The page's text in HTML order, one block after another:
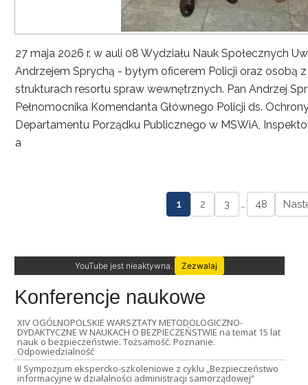
27 maja 2026 r. w auli 08 Wydziału Nauk Społecznych
Andrzejem Sprychą - byłym oficerem Policji oraz osobą
strukturach resortu spraw wewnętrznych. Pan Andrzej
Pełnomocnika Komendanta Głównego Policji ds.
Departamentu Porządku Publicznego w MSWiA,
a
1 2 3 … 48
YouTube jest nieaktywna. Zezwalaj
Konferencje naukowe
XIV OGÓLNOPOLSKIE WARSZTATY METODOLOGICZNO-
DYDAKTYCZNE W NAUKACH O BEZPIECZEŃSTWIE na temat 15 lat
nauk o bezpieczeństwie. Tożsamość. Poznanie.
Odpowiedzialność
II Sympozjum ekspercko-szkoleniowe z cyklu „Bezpieczeństwo
informacyjne w działalności administracji samorządowej”